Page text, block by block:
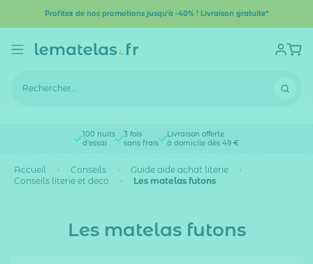
Profitez de nos promotions jusqu'à -40% ! Livraison gratuite*
100 nuits
d'essai
3 fois
sans frais
Livraison offerte
à domicile dès 49 €
Accueil Conseils
Guide aide achat literie
Conseils literie et deco
Les matelas futons
Les matelas futons